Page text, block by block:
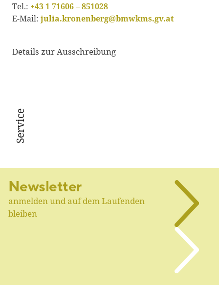
Tel.: +43 1 71606 – 851028
E-Mail: julia.kronenberg@bmwkms.gv.at
Details zur Ausschreibung
Service
Newsletter
anmelden und auf dem Laufenden
bleiben